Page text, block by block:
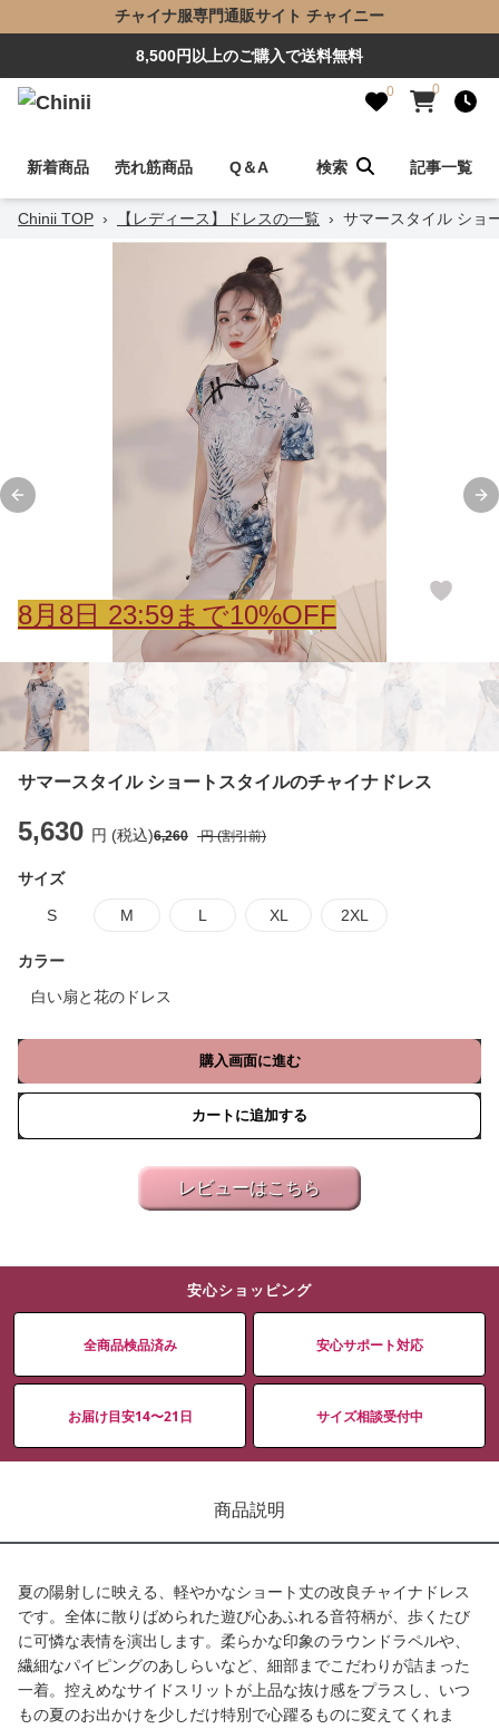
チャイナ服専門通販サイト チャイニー
8,500円以上のご購入で送料無料
0 0
新着商品 売れ筋商品 Q＆A 検索 記事一覧
Chinii TOP › 【レディース】ドレスの一覧 › サマースタイル ショ
Previous slide
8月 8日 23:59まで10%OFF
サマースタイル ショートスタイルのチャイナドレス
5,630 円 (税込)6,260 円 (割引前)
サイズ
S M L XL 2XL
カラー
白い扇と花のドレス
購入画面に進む
カートに追加する
レビューはこちら
安心ショッピング
全商品検品済み 安心サポート対応
お届け目安14〜21日 サイズ相談受付中
商品説明
夏の陽射しに映える、軽やかなショート丈の改良チャイナドレス
です。全体に散りばめられた遊び心あふれる音符柄が、歩くたび
に可憐な表情を演出します。柔らかな印象のラウンドラペルや、
繊細なパイピングのあしらいなど、細部までこだわりが詰まった
一着。控えめなサイドスリットが上品な抜け感をプラスし、いつ
もの夏のお出かけを少しだけ特別で心躍るものに変えてくれま